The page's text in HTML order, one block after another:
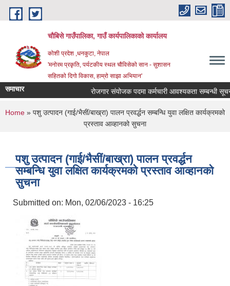
Skip to main content
चौबिसे गाउँपालिका, गाउँ कार्यपालिकाको कार्यालय
कोशी प्रदेश ,धनकुटा, नेपाल
'मनोरम प्रकृति, पर्यटकीय स्थल चौविसेको सान - सुशासन
सहितको दिगो विकास, हाम्रो साझा अभियान'
समाचार रोजगार संयोजक पदमा कर्मचारी आवश्यकता सम्बन्धी
You are here
Home » पशु उत्पादन (गाई/भैसीं/बाख्रा) पालन प्रवर्द्धन सम्बन्धि युवा लक्षित कार्यक्रमको
प्रस्ताव आव्हानको सुचना
पशु उत्पादन (गाई/भैसीं/बाख्रा) पालन प्रवर्द्धन
सम्बन्धि युवा लक्षित कार्यक्रमको प्रस्ताव आव्हानको
सुचना
Submitted on: Mon, 02/06/2023 - 16:25